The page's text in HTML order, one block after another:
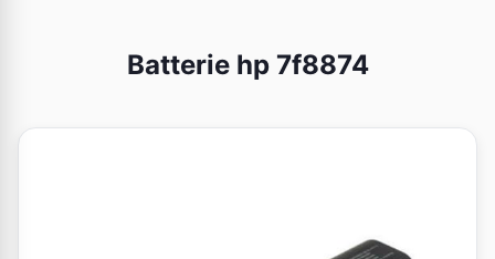
Batterie hp 7f8874